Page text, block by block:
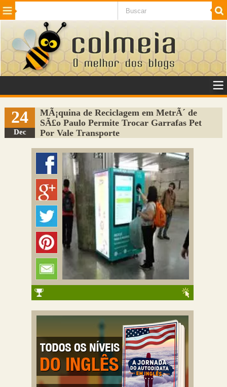
Beleza Cinema e TV
Internet Jogos NotÃ­cias SaÃºde
VeÃ­culos Adulto
Sugerir Link
Adicionar Blog
Colmeia Exchange
24
Dec
MÃ¡quina de Reciclagem em MetrÃ´ de
SÃ£o Paulo Permite Trocar Garrafas Pet
Por Vale Transporte